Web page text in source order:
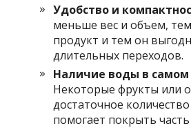
Удобство и
меньше вес и объем,
продукт и тем он
длительных переходов.
Наличие воды в самом
Некоторые фрукты или
достаточное
помогает покрыть